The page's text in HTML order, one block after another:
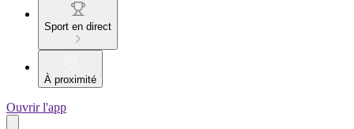
Sport en direct
À proximité
Ouvrir l'app